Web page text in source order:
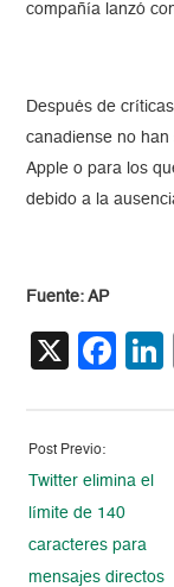
compañía lanzó
Después de
canadiense no
Apple o para los
debido a la
Fuente: AP
X
Post Previo:
Twitter elimina el
límite de 140
caracteres para
mensajes directos